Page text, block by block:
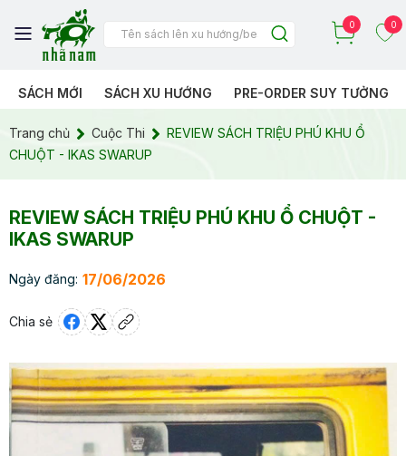
0 0
SÁCH MỚI SÁCH XU HƯỚNG PRE-ORDER SUY TƯỞNG
Trang chủ Cuộc Thi
REVIEW SÁCH TRIỆU PHÚ KHU Ổ
CHUỘT - IKAS SWARUP
REVIEW SÁCH TRIỆU PHÚ KHU Ổ CHUỘT -
IKAS SWARUP
Ngày đăng: 17/06/2026
Chia sẻ